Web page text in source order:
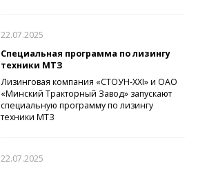
22.07.2025
Специальная программа по лизингу
техники МТЗ
Лизинговая компания «СТОУН-XXI» и ОАО
«Минский Тракторный Завод» запускают
специальную программу по лизингу
техники МТЗ
22.07.2025